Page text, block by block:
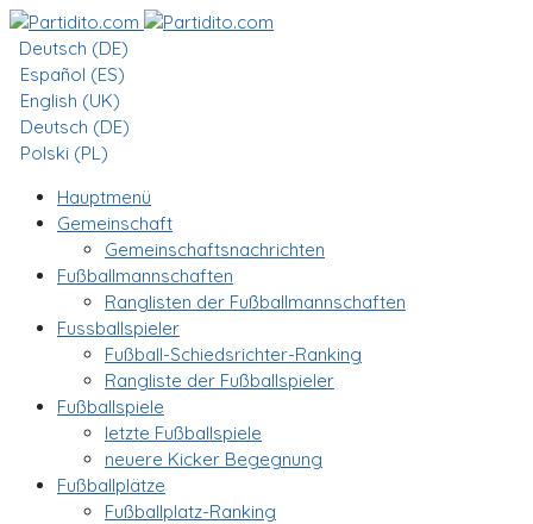
Deutsch (DE)
Español (ES)
English (UK)
Deutsch (DE)
Polski (PL)
Hauptmenü
Gemeinschaft
Gemeinschaftsnachrichten
Fußballmannschaften
Ranglisten der Fußballmannschaften
Fussballspieler
Fußball-Schiedsrichter-Ranking
Rangliste der Fußballspieler
Fußballspiele
letzte Fußballspiele
neuere Kicker Begegnung
Fußballplätze
Fußballplatz-Ranking